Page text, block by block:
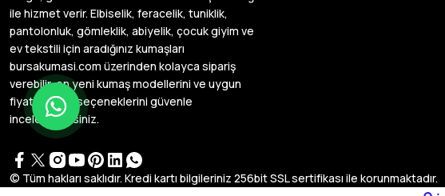
ile hizmet verir. Elbiselik, feracelik, tuniklik,
pantolonluk, gömleklik, abiyelik, çocuk giyim ve
ev tekstili için aradığınız kumaşları
bursakumasi.com üzerinden kolayca sipariş
verebilir, en yeni kumaş modellerini ve uygun
fiyatlı kumaş seçeneklerini güvenle
inceleyebilirsiniz.
© Tüm hakları saklıdır. Kredi kartı bilgileriniz 256bit SSL sertifikası ile korunmaktadır.